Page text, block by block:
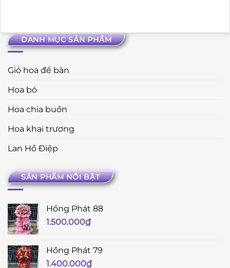
DANH MỤC SẢN PHẨM
Giỏ hoa để bàn
Hoa bó
Hoa chia buồn
Hoa khai trương
Lan Hồ Điệp
SẢN PHẨM NỔI BẬT
Hồng Phát 88
1.500.000₫
Hồng Phát 79
1.400.000₫